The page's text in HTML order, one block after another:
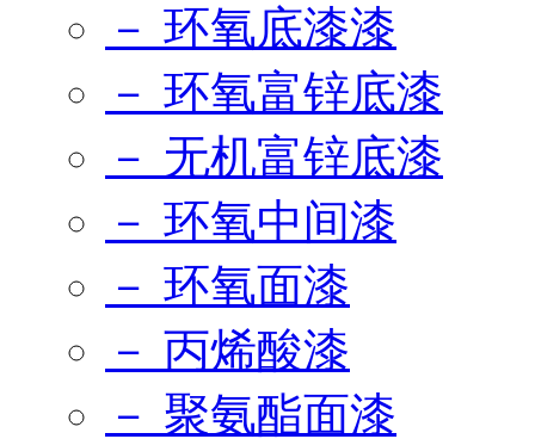
－ 环氧底漆漆
－ 环氧富锌底漆
－ 无机富锌底漆
－ 环氧中间漆
－ 环氧面漆
－ 丙烯酸漆
－ 聚氨酯面漆